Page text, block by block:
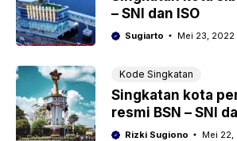
– SNI dan ISO
Sugiarto Mei 23, 2022
Kode Singkatan
Singkatan kota
resmi BSN – SNI
Rizki Sugiono Mei 22,